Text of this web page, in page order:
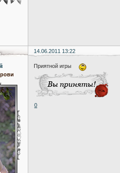
14.06.2011 13:22
Приятной игры
0